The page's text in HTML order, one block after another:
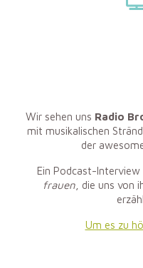
Wir sehen uns Radio
mit musikalischen
der
Ein Podcast-Interview
frauen , die uns von
Um es zu